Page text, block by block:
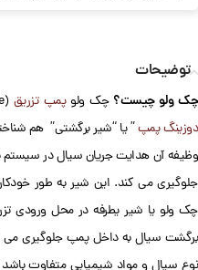
توضیحات
چک ولو چیست؟ چک ولوپمپ تزریق (check valve) که در بازار به نام “شیر یکطرفه
دوزینگ پمپ” یا “شیر برگشتی” هم
وظیفه آن هدایت جریان سیال در
جلوگیری می کند. این شیر به طور
چک ولو یا شیر یطرفه در محل ورودی
برگشت سیال به داخل پمپ جلوگیری می